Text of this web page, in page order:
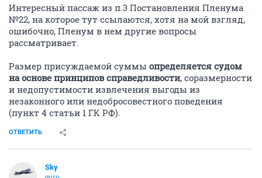
Интересный пассаж из п.3 Постановления Пленума
№22, на которое тут ссылаются, хотя на мой взгляд,
ошибочно, Пленум в нем другие вопросы
рассматривает.
Размер присуждаемой суммы определяется судом
на основе принципов справедливости, соразмерности
и недопустимости извлечения выгоды из
незаконного или недобросовестного поведения
(пункт 4 статьи 1 ГК РФ).
ОТВЕТИТЬ
Sky